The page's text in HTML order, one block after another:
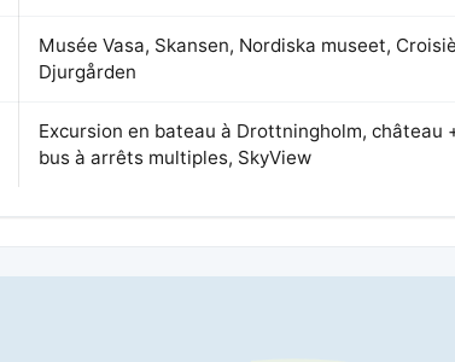
Musée Vasa, Skansen, Nordiska museet,
Djurgården
Excursion en bateau à Drottningholm, château
bus à arrêts multiples, SkyView